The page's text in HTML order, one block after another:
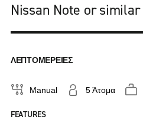
Nissan Note or similar
ΛΕΠΤΟΜΈΡΕΙΕΣ
Manual 5 Άτομα
FEATURES